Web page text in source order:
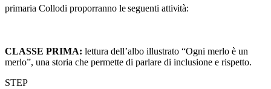
primaria Collodi proporranno leseguenti attività:
CLASSE PRIMA: lettura dell’albo illustrato “Ogni merlo è un
merlo”, una storia che permette di parlare di inclusione e rispetto.
STEP